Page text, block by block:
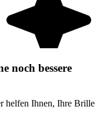
noch bessere
helfen Ihnen, Ihre Brille